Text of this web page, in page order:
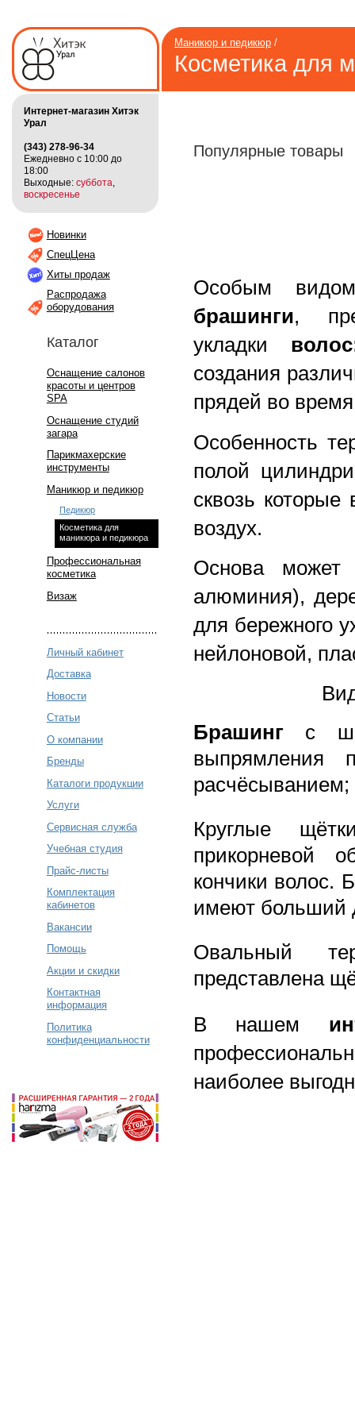
Маникюр и педикюр/
Косметика для
Интернет-магазин Хитэк
Урал
(343) 278-96-34
Ежедневно с 10:00 до
18:00
Выходные: суббота
воскресенье
Новинки
СпецЦена
Хиты продаж
Распродажа
оборудования
Каталог
Оснащение салонов
красоты и центров
SPA
Оснащение студий
загара
Парикмахерские
инструменты
Маникюр и педикюр
Педикюр
Косметика для
маникюра и педикюра
Профессиональная
косметика
Визаж
Личный кабинет
Доставка
Новости
Статьи
О компании
Бренды
Каталоги продукции
Услуги
Сервисная служба
Учебная студия
Прайс-листы
Комплектация
кабинетов
Вакансии
Помощь
Акции и скидки
Контактная
информация
Политика
конфиденциальности
Популярные товары
Особым
брашинги,
укладки
создания
прядей во
Особенность
полой
сквозь
воздух.
Основа может
алюминия),
для бережного
нейлоновой,
Брашингс
выпрямления
расчёсыванием;
Круглые
прикорневой
кончики волос.
имеют больший
Овальный
представлена
В нашем
наиболее